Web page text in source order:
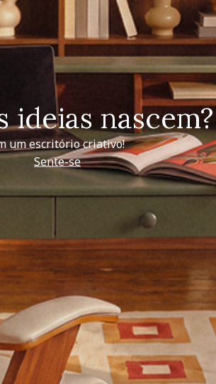
ideias nascem?
um escritório criativo!
Sente-se